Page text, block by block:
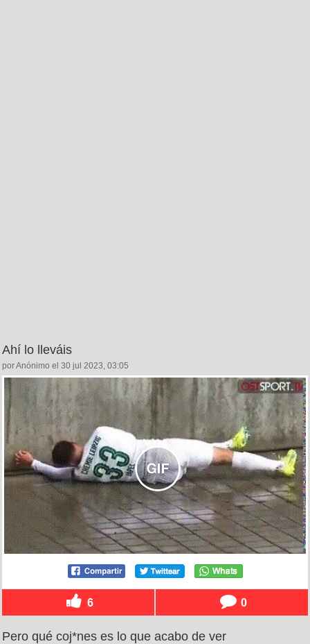
Ahí lo lleváis
por Anónimo el 30 jul 2023, 03:05
6 0
Pero qué coj*nes es lo que acabo de ver